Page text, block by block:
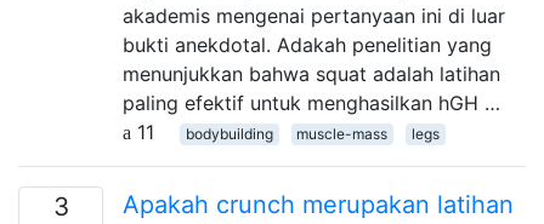
akademis mengenai pertanyaan ini di luar
bukti anekdotal. Adakah penelitian yang
menunjukkan bahwa squat adalah latihan
paling efektif untuk menghasilkan hGH …
11
bodybuilding muscle-mass legs
3
Apakah crunch merupakan latihan